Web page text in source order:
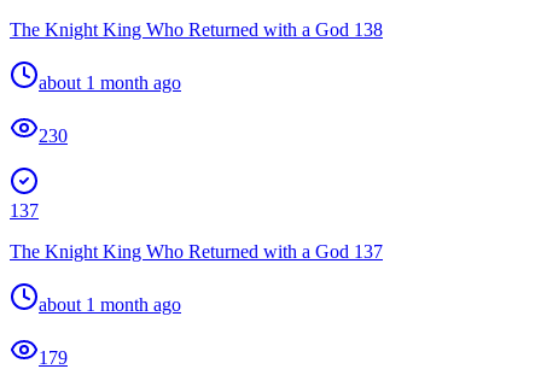
The Knight King Who Returned with a God 138
about 1 month ago
230
137
The Knight King Who Returned with a God 137
about 1 month ago
179